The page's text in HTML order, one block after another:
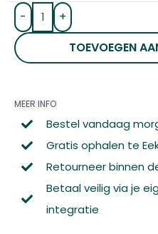
-
+
TOEVOEGEN
MEER INFO
Bestel vandaag
Gratis ophalen te
Retourneer binnen
Betaal veilig via je
integratie